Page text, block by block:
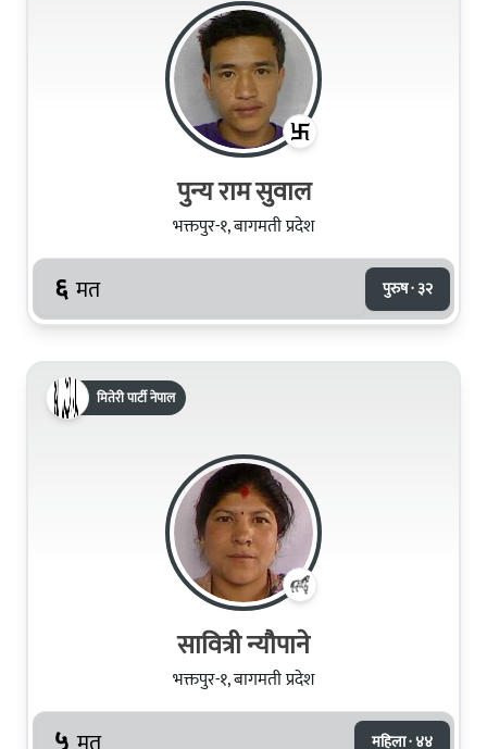
पुन्य राम सुवाल
भक्तपुर-१, बागमती प्रदेश
६ मत पुरुष · ३२
मितेरी पार्टी नेपाल
सावित्री न्यौपाने
भक्तपुर-१, बागमती प्रदेश
महिला · ४४